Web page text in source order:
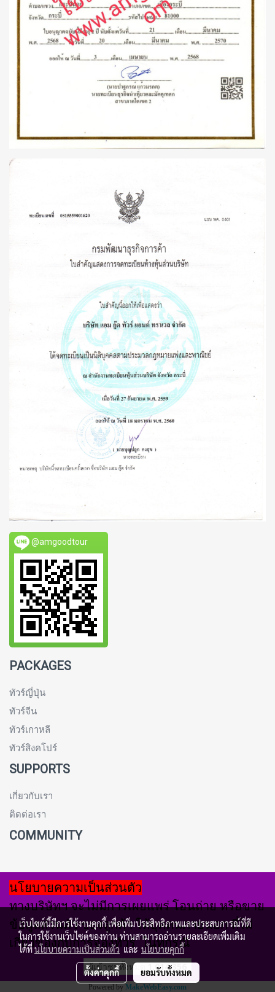
@amgoodtour
PACKAGES
ทัวร์ญี่ปุ่น
ทัวร์จีน
ทัวร์เกาหลี
ทัวร์สิงคโปร์
SUPPORTS
เกี่ยวกับเรา
ติดต่อเรา
COMMUNITY
นโยบายความเป็นส่วนตัว
ทางบริษัทฯ จะไม่มีการเผยแพร่ โอนถ่าย หรือขาย
ข้อมูลส่วนตัว ของลูกค้า ให้บุคคนภายนอก ที่ไม่
เกี่ยวข้องกับการจองทัวร์ ในทุกรณี
ผู้เข้าชมวันนี้ 1
Powered by MakeWebEasy.com
เว็บไซต์นี้มีการใช้งานคุกกี้ เพื่อเพิ่มประสิทธิภาพและประสบการณ์ที่ดี
ในการใช้งานเว็บไซต์ของท่าน ท่านสามารถอ่านรายละเอียดเพิ่มเติม
ได้ที่นโยบายความเป็นส่วนตัวและ นโยบายคุกกี้
ตั้งค่าคุกกี้ ยอมรับทั้งหมด